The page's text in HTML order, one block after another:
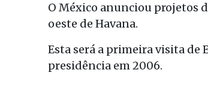
O México anunciou projetos
oeste de Havana.
Esta será a primeira visita de
presidência em 2006.